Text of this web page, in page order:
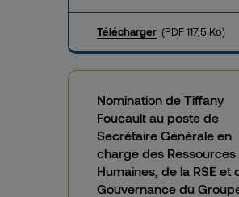
Télécharger (PDF 117,5 Ko)
Nomination de Tiffany
Foucault au poste de
Secrétaire Générale en
charge des Ressources
Humaines, de la RSE et
Gouvernance du